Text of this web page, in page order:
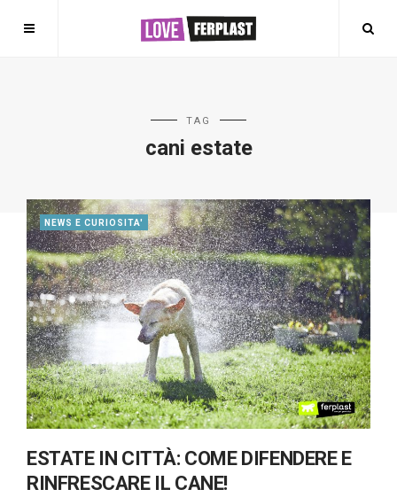
TAG
cani estate
NEWS E CURIOSITA'
ESTATE IN CITTÀ: COME DIFENDERE E
RINFRESCARE IL CANE!